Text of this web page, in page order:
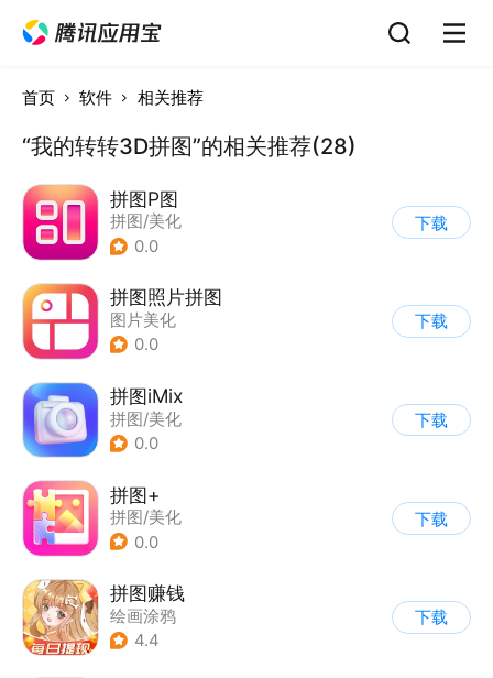
首页 软件 相关推荐
“我的转转3D拼图”的相关推荐(28)
拼图P图
拼图/美化
0.0
下载
拼图照片拼图
图片美化
0.0
下载
拼图iMix
拼图/美化
0.0
下载
拼图+
拼图/美化
0.0
下载
拼图赚钱
绘画涂鸦
4.4
下载